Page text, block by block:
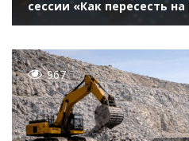
сессии «Как пересесть на
967